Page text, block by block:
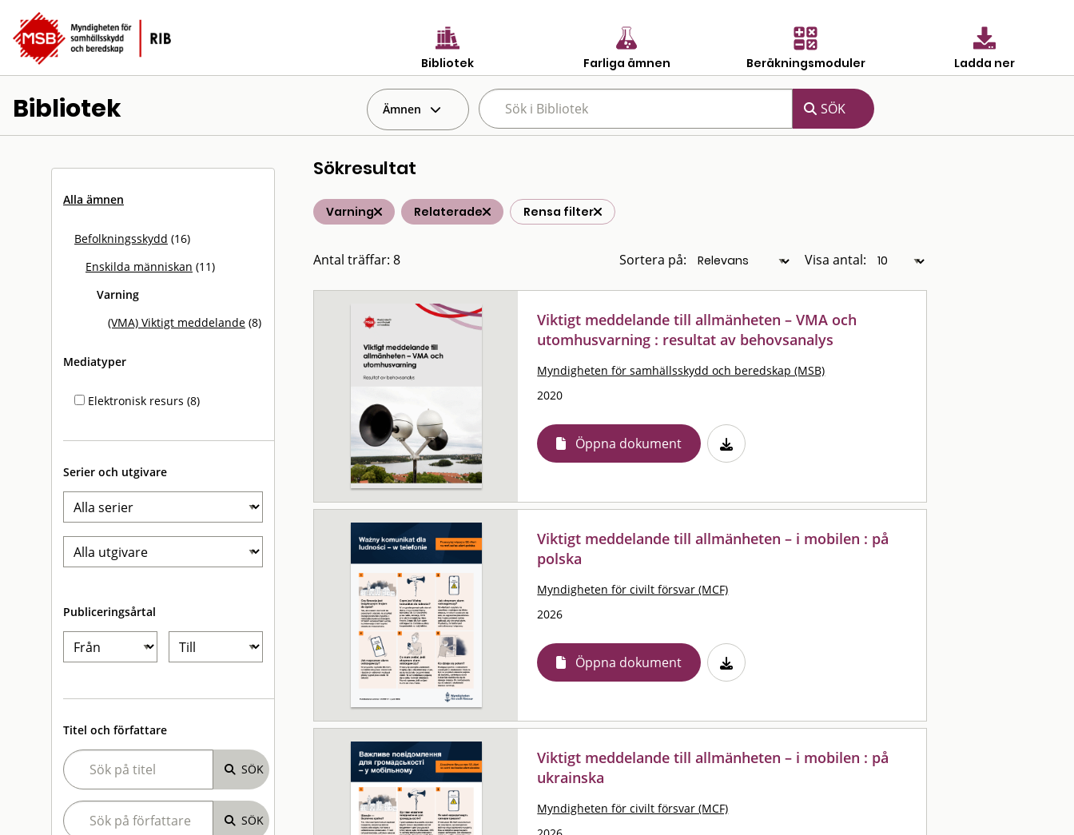
Bibliotek Farliga ämnen Beräkningsmoduler Ladda ner
Bibliotek Ämnen
Alla ämnen
Befolkningsskydd (16)
Enskilda människan (11)
Varning
(VMA) Viktigt meddelande (8)
Mediatyper
Elektronisk resurs (8)
Serier och utgivare
Publiceringsårtal
Titel och författare
Sökresultat
Varning Relaterade Rensa filter
Antal träffar: 8 Sortera på: Visa antal:
Viktigt meddelande till allmänheten – VMA och
utomhusvarning : resultat av behovsanalys
Myndigheten för samhällsskydd och beredskap (MSB)
2020
Öppna dokument
Viktigt meddelande till allmänheten – i mobilen : på
polska
Myndigheten för civilt försvar (MCF)
2026
Öppna dokument
Viktigt meddelande till allmänheten – i mobilen : på
ukrainska
Myndigheten för civilt försvar (MCF)